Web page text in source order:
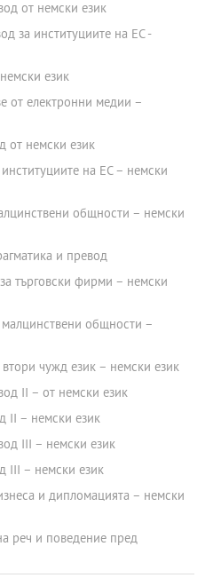
от немски език
за институциите на ЕС -
език
от електронни медии –
от немски език
на ЕС – немски
общности – немски
и превод
търговски фирми – немски
общности –
чужд език – немски език
II – от немски език
II – немски език
III – немски език
III – немски език
и дипломацията – немски
реч и поведение пред